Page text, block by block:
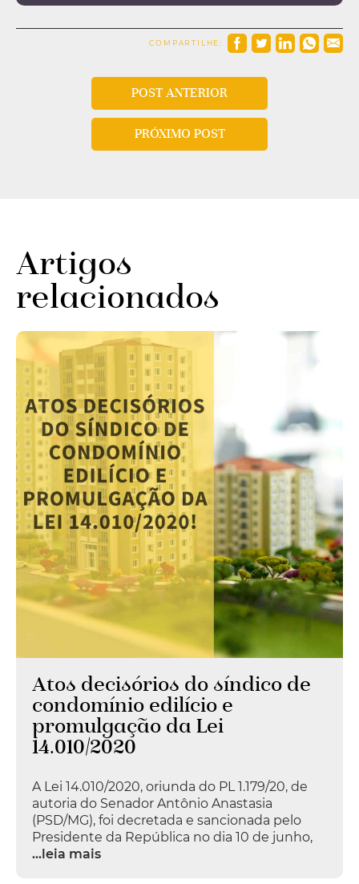
COMPARTILHE:
POST ANTERIOR
PRÓXIMO POST
Artigos
relacionados
Atos decisórios do síndico de
condomínio edilício e
promulgação da Lei
14.010/2020
A Lei 14.010/2020, oriunda do PL 1.179/20, de
autoria do Senador Antônio Anastasia
(PSD/MG), foi decretada e sancionada pelo
Presidente da República no dia 10 de junho,
...leia mais